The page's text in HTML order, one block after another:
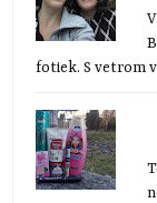
fotiek. S vetrom